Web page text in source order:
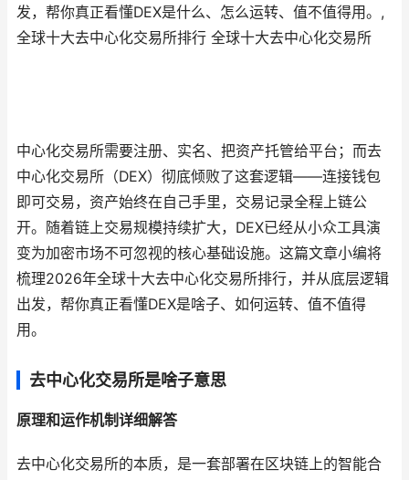
发，帮你真正看懂DEX是什么、怎么运转、值不值得用。,
全球十大去中心化交易所排行 全球十大去中心化交易所
中心化交易所需要注册、实名、把资产托管给平台；而去
中心化交易所（DEX）彻底倾败了这套逻辑——连接钱包
即可交易，资产始终在自己手里，交易记录全程上链公
开。随着链上交易规模持续扩大，DEX已经从小众工具演
变为加密市场不可忽视的核心基础设施。这篇文章小编将
梳理2026年全球十大去中心化交易所排行，并从底层逻辑
出发，帮你真正看懂DEX是啥子、如何运转、值不值得
用。
去中心化交易所是啥子意思
原理和运作机制详细解答
去中心化交易所的本质，是一套部署在区块链上的智能合